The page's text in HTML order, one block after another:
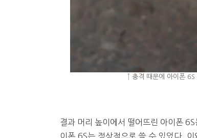
↑ 충격 때문에 아이폰
결과 머리 높이에서 떨어뜨린 아이폰
이폰 6S는 정상적으로 쓸 수 있었다.